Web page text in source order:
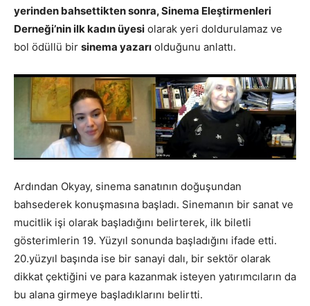
yerinden bahsettikten sonra, Sinema Eleştirmenleri
Derneği’nin ilk kadın üyesi olarak yeri doldurulamaz ve
bol ödüllü bir sinema yazarı olduğunu anlattı.
Ardından Okyay, sinema sanatının doğuşundan
bahsederek konuşmasına başladı. Sinemanın bir sanat ve
mucitlik işi olarak başladığını belirterek, ilk biletli
gösterimlerin 19. Yüzyıl sonunda başladığını ifade etti.
20.yüzyıl başında ise bir sanayi dalı, bir sektör olarak
dikkat çektiğini ve para kazanmak isteyen yatırımcıların da
bu alana girmeye başladıklarını belirtti.